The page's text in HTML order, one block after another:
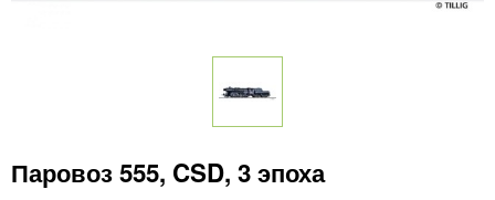
Паровоз 555, CSD, 3 эпоха